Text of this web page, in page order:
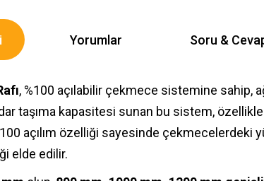
Yorumlar Soru &
, %100 açılabilir çekmece sistemine sahip,
taşıma kapasitesi sunan bu sistem,
açılım özelliği sayesinde çekmecelerdeki
elde edilir.